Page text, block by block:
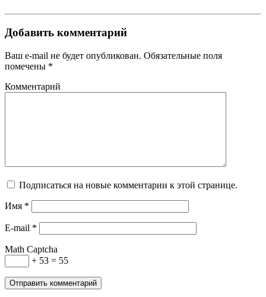
Добавить комментарий
Ваш e-mail не будет опубликован. Обязательные поля
помечены *
Комментарий
Подписаться на новые комментарии к этой странице.
Имя *
E-mail *
Math Captcha
+ 53 = 55